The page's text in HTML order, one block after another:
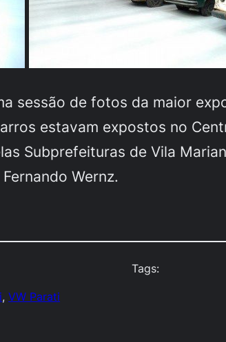
sessão de fotos da maior
estavam expostos no
Subprefeituras de Vila
Wernz.
, VW Parati
Tags: